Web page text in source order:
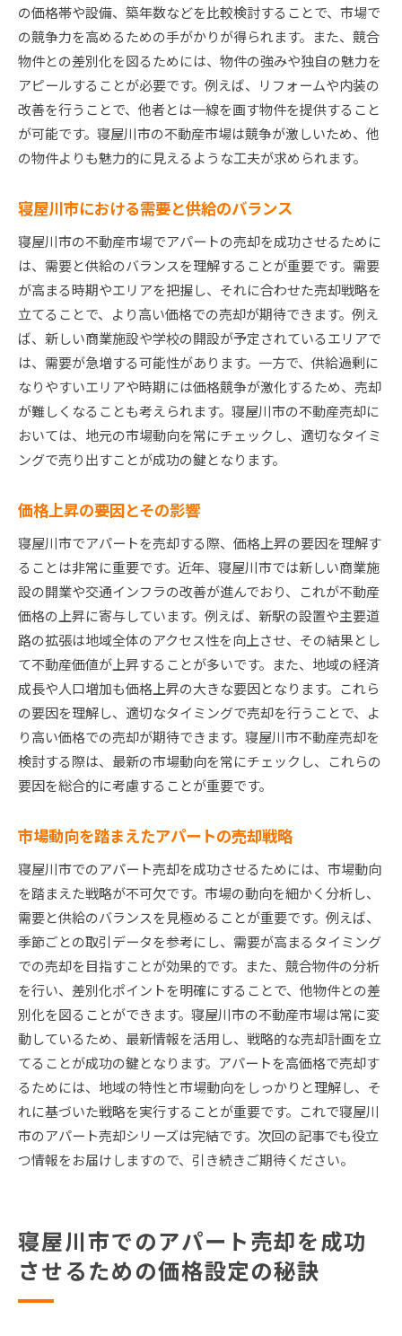
の価格帯や設備、築年数などを比較検討することで、市場で
の競争力を高めるための手がかりが得られます。また、競合
物件との差別化を図るためには、物件の強みや独自の魅力を
アピールすることが必要です。例えば、リフォームや内装の
改善を行うことで、他者とは一線を画す物件を提供すること
が可能です。寝屋川市の不動産市場は競争が激しいため、他
の物件よりも魅力的に見えるような工夫が求められます。
寝屋川市における需要と供給のバランス
寝屋川市の不動産市場でアパートの売却を成功させるために
は、需要と供給のバランスを理解することが重要です。需要
が高まる時期やエリアを把握し、それに合わせた売却戦略を
立てることで、より高い価格での売却が期待できます。例え
ば、新しい商業施設や学校の開設が予定されているエリアで
は、需要が急増する可能性があります。一方で、供給過剰に
なりやすいエリアや時期には価格競争が激化するため、売却
が難しくなることも考えられます。寝屋川市の不動産売却に
おいては、地元の市場動向を常にチェックし、適切なタイミ
ングで売り出すことが成功の鍵となります。
価格上昇の要因とその影響
寝屋川市でアパートを売却する際、価格上昇の要因を理解す
ることは非常に重要です。近年、寝屋川市では新しい商業施
設の開業や交通インフラの改善が進んでおり、これが不動産
価格の上昇に寄与しています。例えば、新駅の設置や主要道
路の拡張は地域全体のアクセス性を向上させ、その結果とし
て不動産価値が上昇することが多いです。また、地域の経済
成長や人口増加も価格上昇の大きな要因となります。これら
の要因を理解し、適切なタイミングで売却を行うことで、よ
り高い価格での売却が期待できます。寝屋川市不動産売却を
検討する際は、最新の市場動向を常にチェックし、これらの
要因を総合的に考慮することが重要です。
市場動向を踏まえたアパートの売却戦略
寝屋川市でのアパート売却を成功させるためには、市場動向
を踏まえた戦略が不可欠です。市場の動向を細かく分析し、
需要と供給のバランスを見極めることが重要です。例えば、
季節ごとの取引データを参考にし、需要が高まるタイミング
での売却を目指すことが効果的です。また、競合物件の分析
を行い、差別化ポイントを明確にすることで、他物件との差
別化を図ることができます。寝屋川市の不動産市場は常に変
動しているため、最新情報を活用し、戦略的な売却計画を立
てることが成功の鍵となります。アパートを高価格で売却す
るためには、地域の特性と市場動向をしっかりと理解し、そ
れに基づいた戦略を実行することが重要です。これで寝屋川
市のアパート売却シリーズは完結です。次回の記事でも役立
つ情報をお届けしますので、引き続きご期待ください。
寝屋川市でのアパート売却を成功
させるための価格設定の秘訣